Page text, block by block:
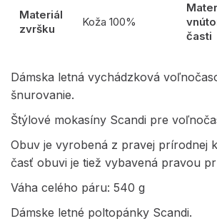
Materiál
zvršku
Koža 100%
časti
Dámska letná vychádzková
šnurovanie.
Štýlové mokasíny Scandi pre
Obuv je vyrobená z pravej prírodnej
časť obuvi je tiež vybavená pravou
Váha celého páru: 540 g
Dámske letné poltopánky Scandi.